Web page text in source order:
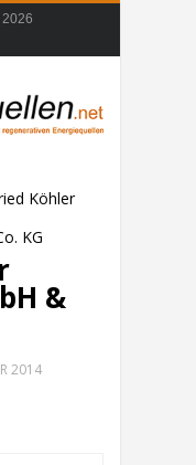
2026
Köhler
KG
&
2014